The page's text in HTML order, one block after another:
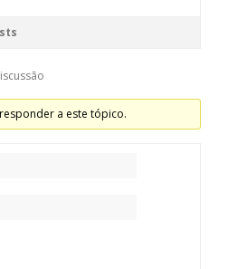
a este tópico.